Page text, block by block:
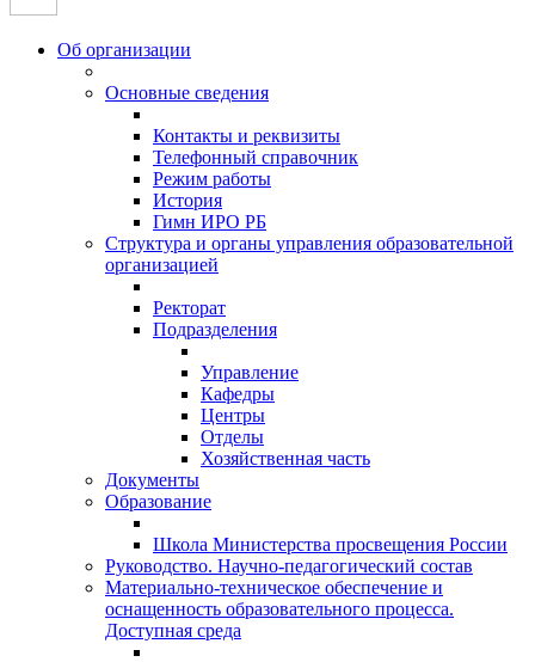
Об организации
Основные сведения
Контакты и реквизиты
Телефонный справочник
Режим работы
История
Гимн ИРО РБ
Структура и органы управления образовательной
организацией
Ректорат
Подразделения
Управление
Кафедры
Центры
Отделы
Хозяйственная часть
Документы
Образование
Школа Министерства просвещения России
Руководство. Научно-педагогический состав
Материально-техническое обеспечение и
оснащенность образовательного процесса.
Доступная среда